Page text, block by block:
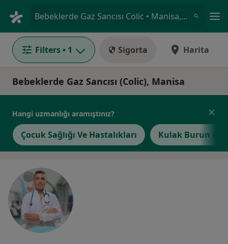
Bebeklerde Gaz Sancısı Colic • Manisa, Manisa, Türkiye
Filters • 1 Sigorta Harita
Bebeklerde Gaz Sancısı (Colic), Manisa
Hangi uzmanlığı aramıştınız?
Çocuk Sağlığı Ve Hastalıkları Kulak Burun